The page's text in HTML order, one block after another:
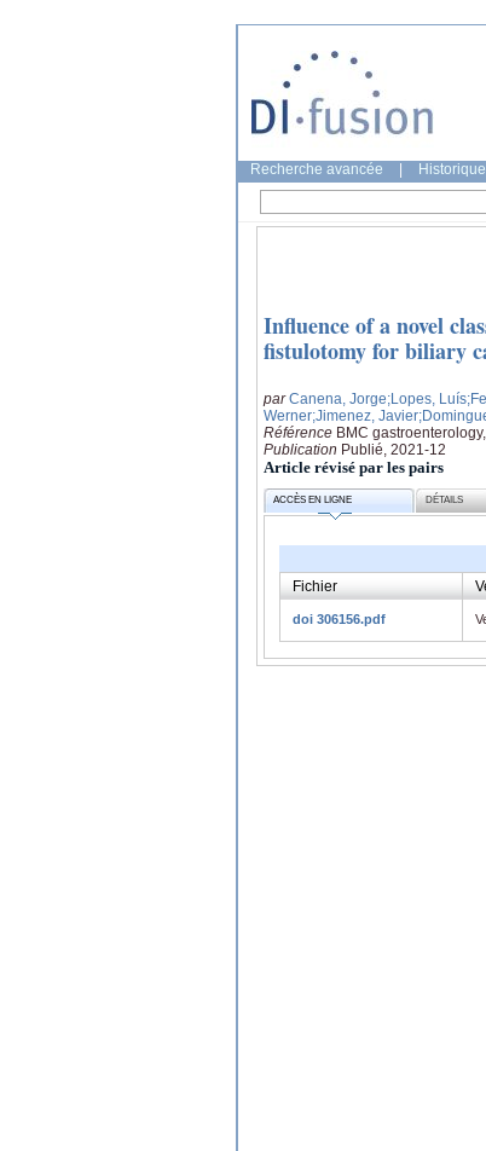
Recherche avancée
Influence of a novel
fistulotomy for biliary
parCanena, Jorge;Lopes, Luís
Werner;Jimenez, Javier
Référence BMC
Publication Publié, 2021-12
Article révisé par les pairs
ACCÈS EN LIGNE DÉTAILS
Fichier
doi 306156.pdf